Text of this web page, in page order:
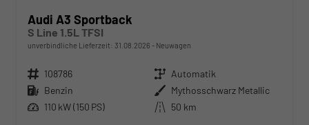
Audi A3 Sportback
S Line 1.5L TFSI
unverbindliche Lieferzeit: 31.08.2026 Neuwagen
Fahrzeugnr. 108786 Getriebe Automatik
Kraftstoff Benzin Außenfarbe Mythosschwarz Metallic
Leistung 110 kW (150 PS) Kilometerstand 50 km